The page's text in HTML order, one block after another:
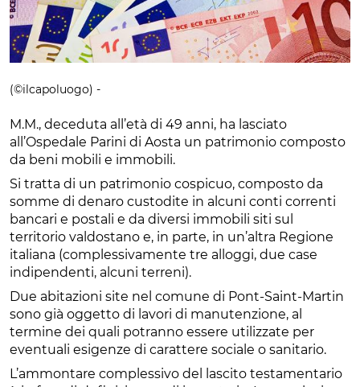
(©ilcapoluogo) -
M.M., deceduta all’età di 49 anni, ha lasciato
all’Ospedale Parini di Aosta un patrimonio composto
da beni mobili e immobili.
Si tratta di un patrimonio cospicuo, composto da
somme di denaro custodite in alcuni conti correnti
bancari e postali e da diversi immobili siti sul
territorio valdostano e, in parte, in un’altra Regione
italiana (complessivamente tre alloggi, due case
indipendenti, alcuni terreni).
Due abitazioni site nel comune di Pont-Saint-Martin
sono già oggetto di lavori di manutenzione, al
termine dei quali potranno essere utilizzate per
eventuali esigenze di carattere sociale o sanitario.
L’ammontare complessivo del lascito testamentario